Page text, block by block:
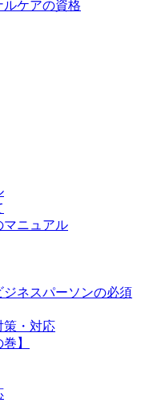
ケアの資格
マニュアル
ネスパーソンの必須
策・対応
】